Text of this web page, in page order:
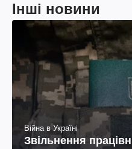
Інші новини
Війна в Україні
Звільнення